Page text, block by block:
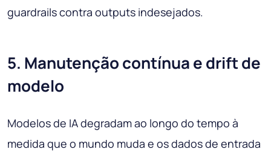
guardrails contra outputs indesejados.
5. Manutenção contínua e drift de
modelo
Modelos de IA degradam ao longo do tempo à
medida que o mundo muda e os dados de entrada